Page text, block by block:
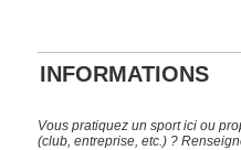
INFORMATIONS
Vous pratiquez un sport ici ou
(club, entreprise, etc.) ?